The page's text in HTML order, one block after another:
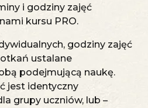
i godziny zajęć
kursu PRO.
, godziny zajęć
ustalane
podejmującą naukę.
jest identyczny
grupy uczniów, lub –